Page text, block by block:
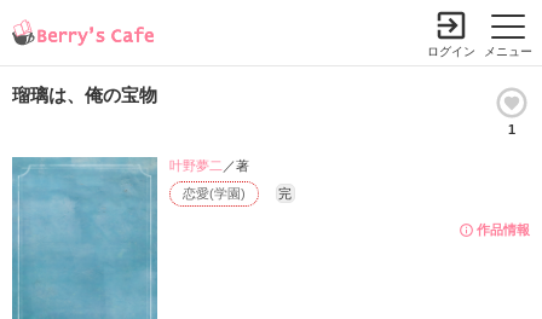
メニュー
ログイン
瑠璃は、俺の宝物
1
作品情報
恋愛(学園) 完
叶野夢二 ／著